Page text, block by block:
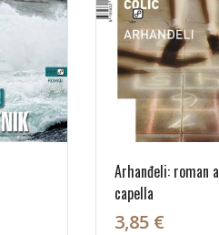
Arhanđeli: roman a
capella
3,85 €